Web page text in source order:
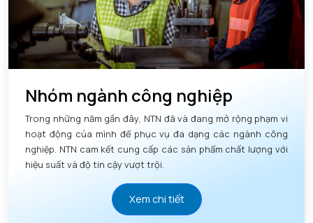
Nhóm ngành công nghiệp
Trong những năm gần đây, NTN đã và đang mở rộng phạm vi
hoạt động của mình để phục vụ đa dạng các ngành công
nghiệp. NTN cam kết cung cấp các sản phẩm chất lượng với
hiệu suất và độ tin cậy vượt trội.
Xem chi tiết